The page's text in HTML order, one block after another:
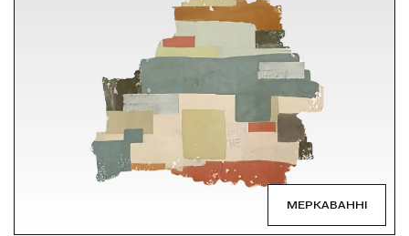
МЕРКАВАННІ